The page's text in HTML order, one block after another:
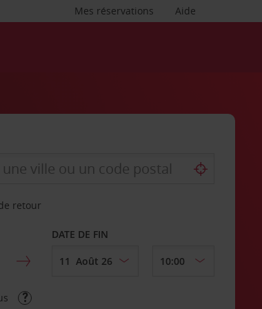
Aide
Mes réservations
retour
DATE DE FIN